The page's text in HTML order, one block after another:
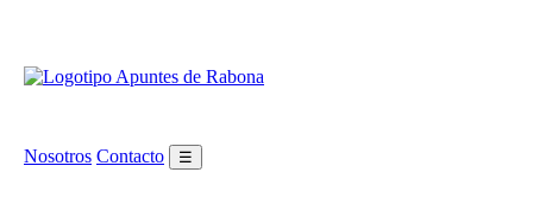
Nosotros Contacto ☰